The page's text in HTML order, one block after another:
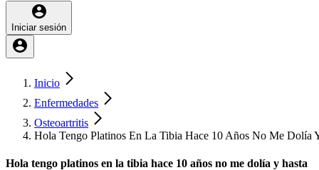
Iniciar sesión
Inicio
Enfermedades
Osteoartritis
Hola Tengo Platinos En La Tibia Hace 10 Años No Me Dolía
Hola tengo platinos en la tibia hace 10 años no me dolía y hasta